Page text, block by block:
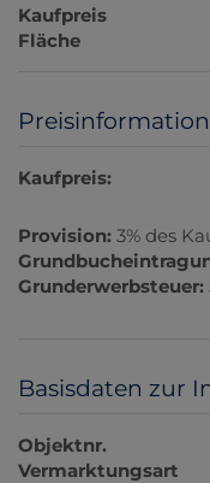
Kaufpreis
Fläche
Preisinformation
Kaufpreis:
Provision: 3% des
Grunderwerbsteuer:
Basisdaten zur
Objektnr.
Vermarktungsart